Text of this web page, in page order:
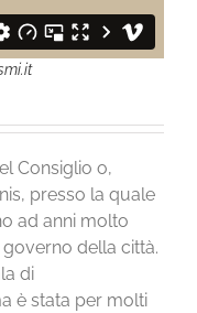
Consiglio o,
presso la quale
ad anni molto
della città.
di
è stata per molti